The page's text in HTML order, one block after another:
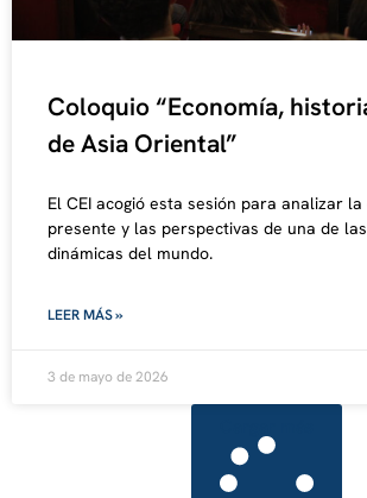
Coloquio “Economía,
de Asia Oriental”
El CEI acogió esta sesión para analizar
presente y las perspectivas de una de
dinámicas del mundo.
LEER MÁS »
3 de mayo de 2026